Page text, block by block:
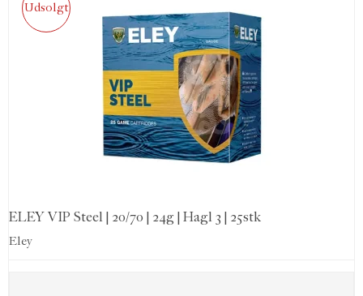
Udsolgt
ELEY VIP Steel | 20/70 | 24g | Hagl 3 | 25stk
Eley